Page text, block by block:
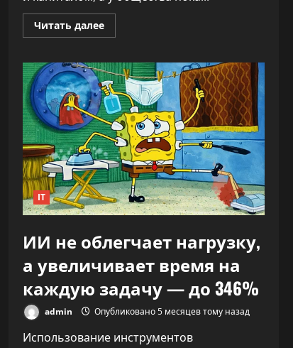
Читать далееПрочитать
больше
не
знает,
что
делать»:
CEO
OpenAI
заявил,
что
ИИ
переписывает
правила
капитализма
IT
ИИ не облегчает нагрузку,
а увеличивает время на
каждую задачу — до 346%
admin Опубликовано 5 месяцев тому назад
Использование инструментов